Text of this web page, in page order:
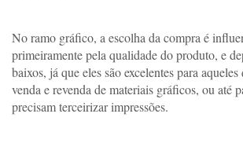
No ramo gráfico, a escolha da compra é
primeiramente pela qualidade do produto, e
baixos, já que eles são excelentes para
venda e revenda de materiais gráficos, ou até
precisam terceirizar impressões.